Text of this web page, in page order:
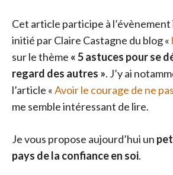
Cet article participe à
initié par Claire Castagne du blog «
sur le thème « 5 astuces pour se
regard des autres ». J’y ai
l’article «Avoir le courage de ne
me semble intéressant de lire.
Je vous propose aujourd’hui un
pays de la confiance en soi.